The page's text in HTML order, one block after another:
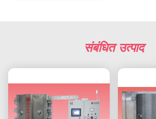
संबंधित उत्पाद